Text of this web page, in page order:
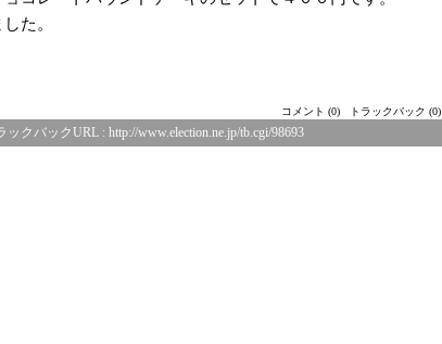
た。
コメント (0) トラックバック (0)
ックバックURL : http://www.election.ne.jp/tb.cgi/98693